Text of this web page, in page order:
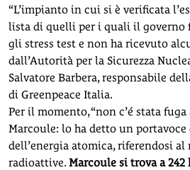
“L’impianto in cui si è verificata
lista di quelli per i quali il governo
gli stress test e non ha ricevuto
dall’Autorità per la Sicurezza
Salvatore Barbera, responsabile
di Greenpeace Italia.
Per il momento, “non c’é stata
Marcoule: lo ha detto un portavoce
dell’energia atomica, riferendosi
radioattive. Marcoule si trova a 242